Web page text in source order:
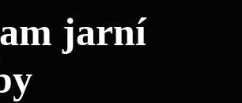
jarní